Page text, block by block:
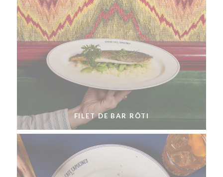
FILET DE BAR RÔTI